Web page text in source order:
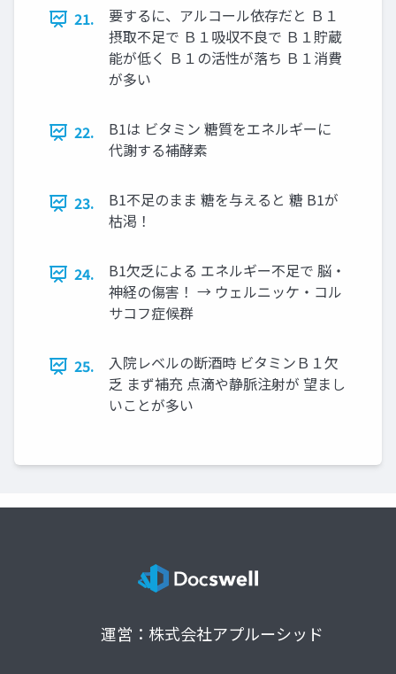
21.
要するに、アルコール依存だと Ｂ１
摂取不足で Ｂ１吸収不良で Ｂ１貯蔵
能が低く Ｂ１の活性が落ち Ｂ１消費
が多い
22.
B1は ビタミン 糖質をエネルギーに
代謝する補酵素
23.
B1不足のまま 糖を与えると 糖 B1が
枯渇！
24.
B1欠乏による エネルギー不足で 脳・
神経の傷害！ → ウェルニッケ・コル
サコフ症候群
25.
入院レベルの断酒時 ビタミンＢ１欠
乏 まず補充 点滴や静脈注射が 望まし
いことが多い
運営：株式会社アプルーシッド